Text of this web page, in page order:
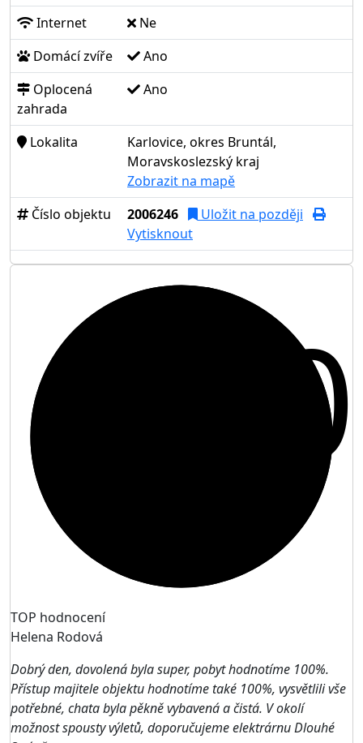
Internet
Ne
Domácí zvíře
Ano
Oplocená
zahrada
Ano
Lokalita
Karlovice, okres Bruntál,
Moravskoslezský kraj
Zobrazit na mapě
Číslo objektu
2006246
Uložit na později
Vytisknout
10
TOP hodnocení
Helena Rodová
Dobrý den, dovolená byla super, pobyt hodnotíme 100%.
Přístup majitele objektu hodnotíme také 100%, vysvětlili vše
potřebné, chata byla pěkně vybavená a čistá. V okolí
možnost spousty výletů, doporučujeme elektrárnu Dlouhé